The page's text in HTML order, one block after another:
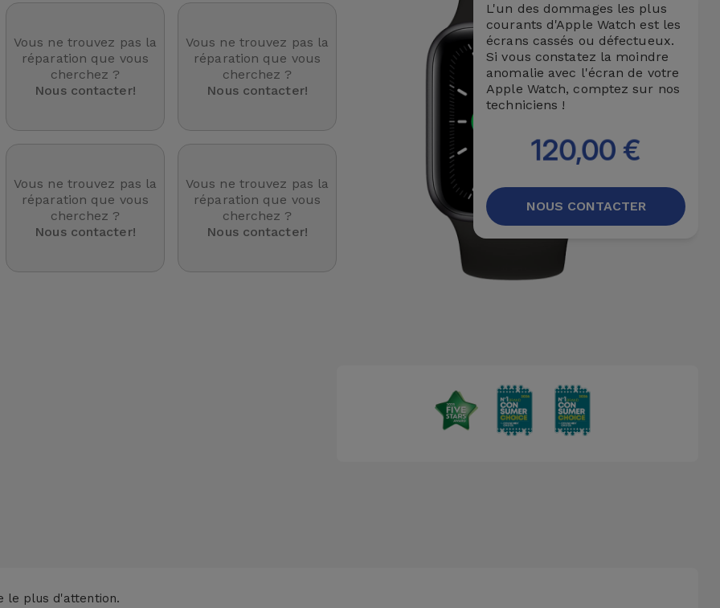
Vous ne trouvez pas la
réparation que vous
cherchez ?
Nous contacter!
Vous ne trouvez pas la
réparation que vous
cherchez ?
Nous contacter!
Vous ne trouvez pas la
réparation que vous
cherchez ?
Nous contacter!
Vous ne trouvez pas la
réparation que vous
cherchez ?
Nous contacter!
L'un des dommages les plus
courants d'Apple Watch est les
écrans cassés ou défectueux.
Si vous constatez la moindre
anomalie avec l'écran de votre
Apple Watch, comptez sur nos
techniciens !
120,00 €
NOUS CONTACTER
le plus d'attention.